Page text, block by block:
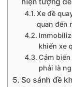
hiện tượng
Xe đề
quan đến
khiến xe
Cảm
phải là
So sánh đề